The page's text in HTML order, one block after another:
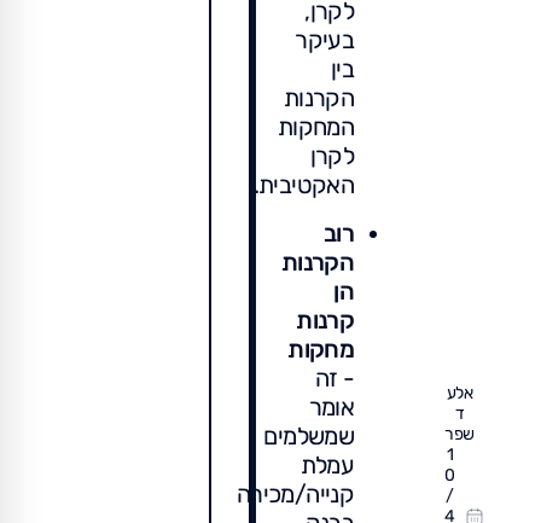
אלע
ד
שפר
1
0
/
4
לקרן,
בעיקר
בין
הקרנות
המחקות
לקרן
האקטיבית.
רוב
הקרנות
הן
קרנות
מחקות
- זה
אומר
שמשלמים
עמלת
קנייה/מכירה